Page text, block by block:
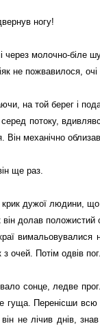
ногу!
через молочно-біле
не пожвавилося,
на той берег і
потоку,
Він механічно
ще раз.
дужої людини,
долав положистий
вимальовувалися
з очей. Потім одвів
сонце, ледве
гуща. Перенісши
не лічив днів,